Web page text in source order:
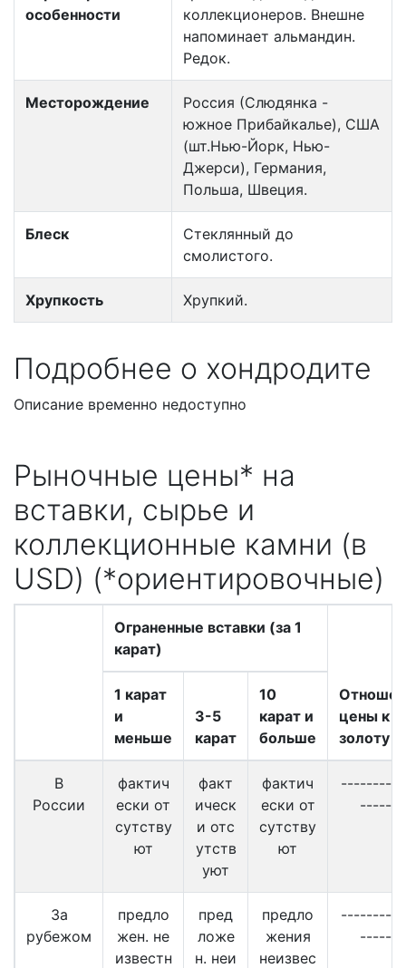
особенности
коллекционеров. Внешне
напоминает альмандин.
Редок.
Месторождение
Россия (Слюдянка -
южное Прибайкалье), США
(шт.Нью-Йорк, Нью-
Джерси), Германия,
Польша, Швеция.
Блеск
Стеклянный до
смолистого.
Хрупкость Хрупкий.
Подробнее о хондродите
Описание временно недоступно
Рыночные цены* на
вставки, сырье и
коллекционные камни (в
USD) (*ориентировочные)
Ограненные вставки (за 1
карат)
цены к
золоту
1 карат
и
меньше
3-5
карат
10
карат и
больше
В
России
фактич
ески от
сутству
ют
факт
ическ
и отс
утств
уют
фактич
ески от
сутству
ют
-------
За
рубежом
предло
жен. не
известн
пред
ложе
н. неи
предло
жения
неизвес
-------